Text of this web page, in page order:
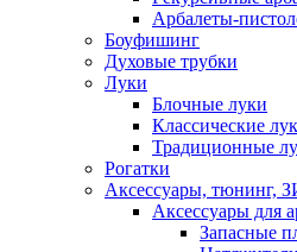
Арбалеты-
Боуфишинг
Духовые трубки
Луки
Блочные луки
Классические
Традиционные
Рогатки
Аксессуары, тюнинг,
Аксессуары для
Запасные